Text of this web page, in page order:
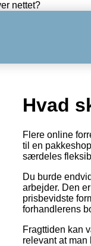
nettet?
Hvad
Flere online
til en
særdeles
Du burde
arbejder. Den
prisbevidste
forhandlerens
Fragttiden kan
relevant at